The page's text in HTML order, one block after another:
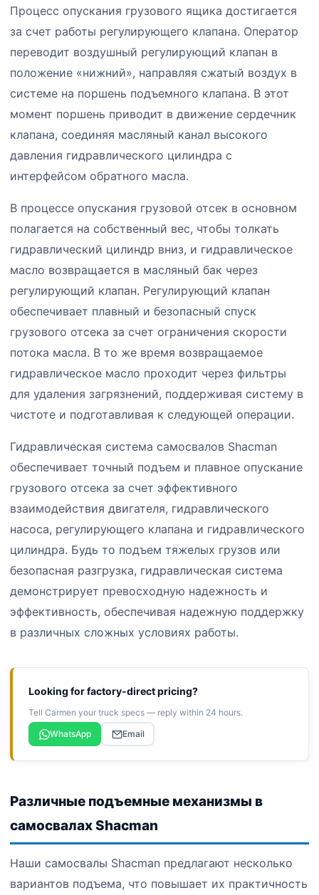
Процесс опускания грузового ящика достигается
за счет работы регулирующего клапана. Оператор
переводит воздушный регулирующий клапан в
положение «нижний», направляя сжатый воздух в
системе на поршень подъемного клапана. В этот
момент поршень приводит в движение сердечник
клапана, соединяя масляный канал высокого
давления гидравлического цилиндра с
интерфейсом обратного масла.
В процессе опускания грузовой отсек в основном
полагается на собственный вес, чтобы толкать
гидравлический цилиндр вниз, и гидравлическое
масло возвращается в масляный бак через
регулирующий клапан. Регулирующий клапан
обеспечивает плавный и безопасный спуск
грузового отсека за счет ограничения скорости
потока масла. В то же время возвращаемое
гидравлическое масло проходит через фильтры
для удаления загрязнений, поддерживая систему в
чистоте и подготавливая к следующей операции.
Гидравлическая система самосвалов Shacman
обеспечивает точный подъем и плавное опускание
грузового отсека за счет эффективного
взаимодействия двигателя, гидравлического
насоса, регулирующего клапана и гидравлического
цилиндра. Будь то подъем тяжелых грузов или
безопасная разгрузка, гидравлическая система
демонстрирует превосходную надежность и
эффективность, обеспечивая надежную поддержку
в различных сложных условиях работы.
Looking for factory-direct pricing?
Tell Carmen your truck specs — reply within 24 hours.
WhatsApp
Email
Различные подъемные механизмы в
самосвалах Shacman
Наши самосвалы Shacman предлагают несколько
вариантов подъема, что повышает их практичность